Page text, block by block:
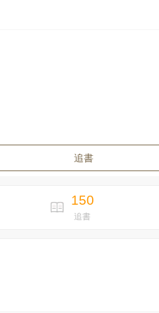
追書
150
追書